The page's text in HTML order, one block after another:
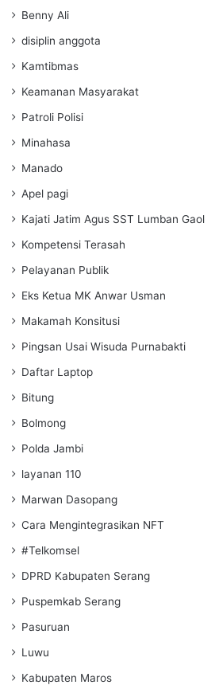
Benny Ali
disiplin anggota
Kamtibmas
Keamanan Masyarakat
Patroli Polisi
Minahasa
Manado
Apel pagi
Kajati Jatim Agus SST Lumban Gaol
Kompetensi Terasah
Pelayanan Publik
Eks Ketua MK Anwar Usman
Makamah Konsitusi
Pingsan Usai Wisuda Purnabakti
Daftar Laptop
Bitung
Bolmong
Polda Jambi
layanan 110
Marwan Dasopang
Cara Mengintegrasikan NFT
#Telkomsel
DPRD Kabupaten Serang
Puspemkab Serang
Pasuruan
Luwu
Kabupaten Maros